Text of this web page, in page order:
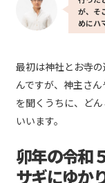
が、そ
めにハ
最初は神社とお寺
んですが、神主さ
を聞くうちに、ど
いいます。
卯年の令和
サギにゆか